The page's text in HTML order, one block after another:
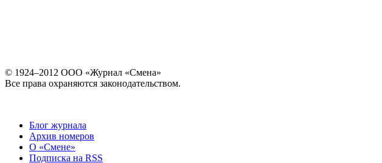
© 1924–2012 ООО «Журнал «Смена»
Все права охраняются законодательством.
Блог журнала
Архив номеров
О «Смене»
Подписка на RSS